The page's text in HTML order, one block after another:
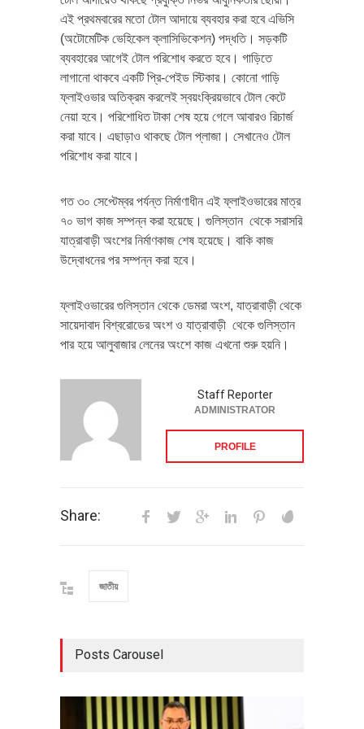
এই প্রথমবারের মতো টোল আদায়ে ব্যবহার করা হবে এভিসি
(অটোমেটিক ভেহিকেল ক্লাসিভিকেশন) পদ্ধতি। সড়কটি
ব্যবহারের আগেই টোল পরিশোধ করতে হবে। গাড়িতে
লাগানো থাকবে একটি প্রি-পেইড স্টিকার। কোনো গাড়ি
ফ্লাইওভার অতিক্রম করলেই স্বয়ংক্রিয়ভাবে টোল কেটে
নেয়া হবে। পরিশোধিত টাকা শেষ হয়ে গেলে আবারও রিচার্জ
করা যাবে। এছাড়াও থাকছে টোল প্লাজা। সেখানেও টোল
পরিশোধ করা যাবে।
গত ৩০ সেপ্টেম্বর পর্যন্ত নির্মাণাধীন এই ফ্লাইওভারের মাত্র
৭০ ভাগ কাজ সম্পন্ন করা হয়েছে। গুলিস্তান থেকে সরাসরি
যাত্রাবাড়ী অংশের নির্মাণকাজ শেষ হয়েছে। বাকি কাজ
উদ্বোধনের পর সম্পন্ন করা হবে।
ফ্লাইওভারের গুলিস্তান থেকে ডেমরা অংশ, যাত্রাবাড়ী থেকে
সায়েদাবাদ বিশ্বরোডের অংশ ও যাত্রাবাড়ী থেকে গুলিস্তান
পার হয়ে আলুবাজার লেনের অংশে কাজ এখনো শুরু হয়নি।
Staff Reporter
ADMINISTRATOR
PROFILE
Share:
জাতীয়
Posts Carousel